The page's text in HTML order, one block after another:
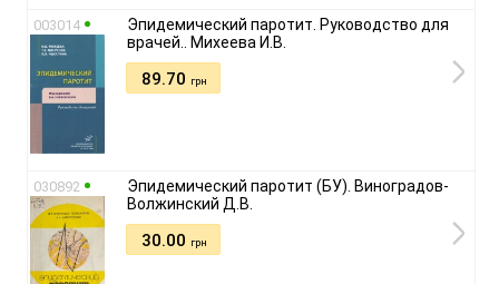
003014
Эпидемический паротит. Руководство для
врачей.. Михеева И.В.
89.70 грн
030892
Эпидемический паротит (БУ). Виноградов-
Волжинский Д.В.
30.00 грн